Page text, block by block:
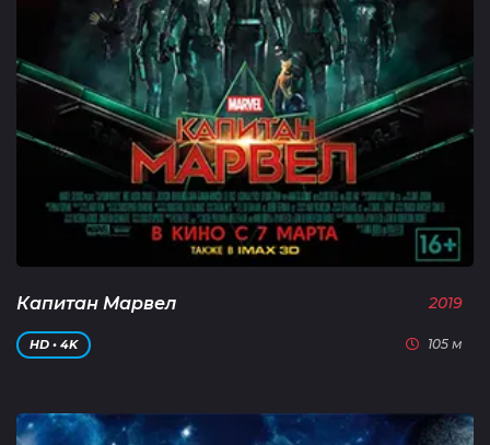
Капитан Марвел 2019
HD • 4K 105 м